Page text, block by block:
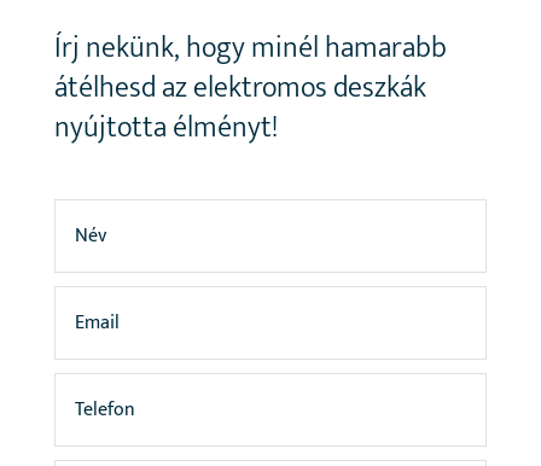
Írj nekünk, hogy minél hamarabb
átélhesd az elektromos deszkák
nyújtotta élményt!